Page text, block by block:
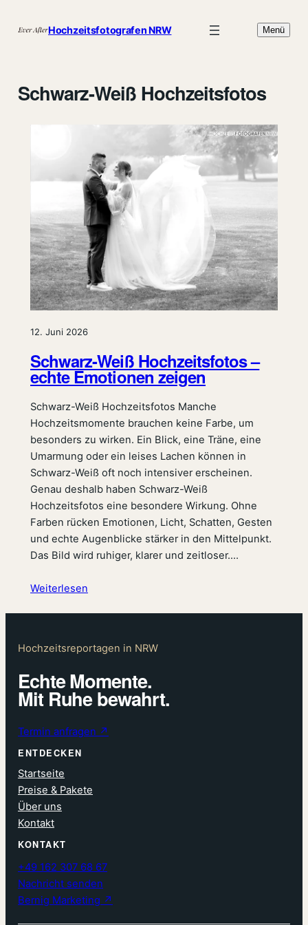
Inhalt
Hochzeitsfotografen NRW Menü
Schwarz-Weiß Hochzeitsfotos
12. Juni 2026
Schwarz-Weiß Hochzeitsfotos –
echte Emotionen zeigen
Schwarz-Weiß Hochzeitsfotos Manche
Hochzeitsmomente brauchen keine Farbe, um
besonders zu wirken. Ein Blick, eine Träne, eine
Umarmung oder ein leises Lachen können in
Schwarz-Weiß oft noch intensiver erscheinen.
Genau deshalb haben Schwarz-Weiß
Hochzeitsfotos eine besondere Wirkung. Ohne
Farben rücken Emotionen, Licht, Schatten, Gesten
und echte Augenblicke stärker in den Mittelpunkt.
Das Bild wird ruhiger, klarer und zeitloser.…
Weiterlesen
Hochzeitsreportagen in NRW
Echte Momente.
Mit Ruhe bewahrt.
Termin anfragen ↗
ENTDECKEN
Startseite
Preise & Pakete
Über uns
Kontakt
KONTAKT
+49 162 307 68 67
Nachricht senden
Bernig Marketing ↗